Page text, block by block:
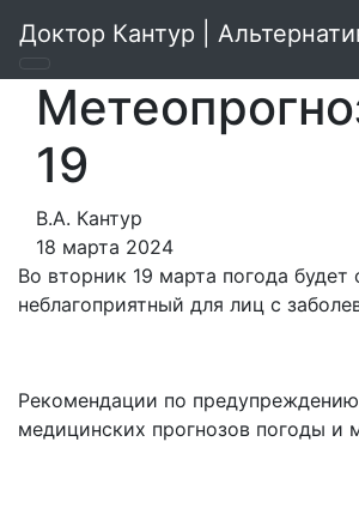
Доктор Кантур |
19
В.А. Кантур
18 марта 2024
Во вторник 19 марта погода
неблагоприятный для лиц с
Рекомендации по
медицинских прогнозов погоды и